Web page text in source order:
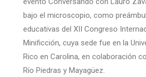
bajo el microscopio, como
educativas del XII Congreso
Minificción, cuya sede fue en la
Rico en Carolina, en colaboración
Río Piedras y Mayagüez.